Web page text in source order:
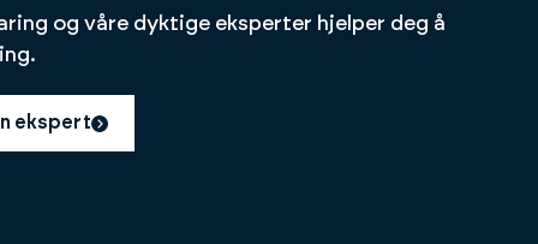
og våre dyktige eksperter hjelper deg å
ekspert